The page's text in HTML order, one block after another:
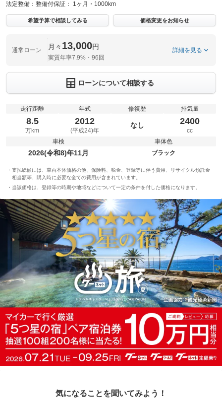
法定整備： 整備付保証： 1ヶ月・1000km
希望予算で相談してみる 価格変更をお知らせ
通常ローン 月々 13,000円
実質年率7.9%・96回
詳細を見る
ローンについて相談する
走行距離
8.5
万km
年式
2012
(平成24)年
修復歴
なし
排気量
2400
cc
車検
2026(令和8)年11月
車体色
ブラック
支払総額には、車両本体価格の他、保険料、税金、登録等に伴う費用、リサイクル預託金
相当額等、購入時に必要な全ての費用が含まれています。
当該価格は、登録等の時期や地域などについて一定の条件を付した価格になります。
気になることを聞いてみよう！